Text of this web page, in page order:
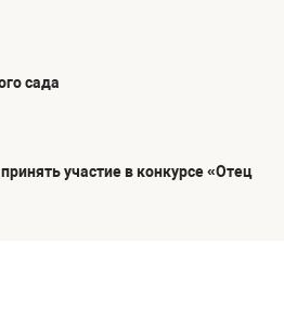
сада
участие в конкурсе «Отец